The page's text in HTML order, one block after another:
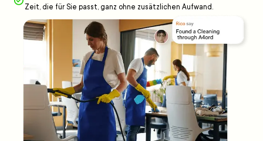
Zeit, die für Sie passt, ganz ohne zusätzlichen Aufwand.